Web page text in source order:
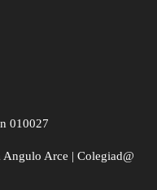
010027
Arce | Colegiad@